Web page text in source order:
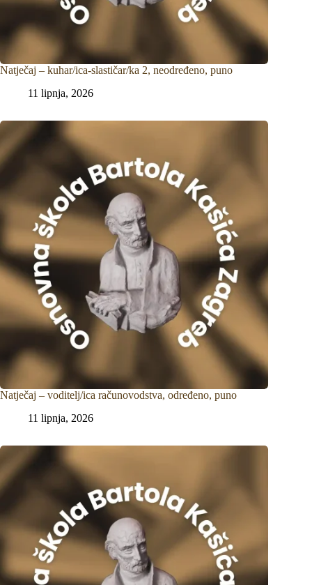
Natječaj – kuhar/ica-slastičar/ka 2, neodređeno, puno
11 lipnja, 2026
Natječaj – voditelj/ica računovodstva, određeno, puno
11 lipnja, 2026